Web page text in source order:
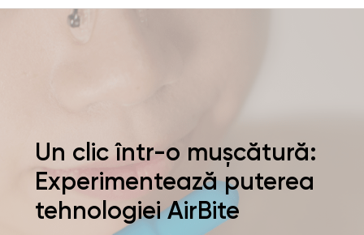
Un clic într-o mușcătură:
Experimentează puterea
tehnologiei AirBite